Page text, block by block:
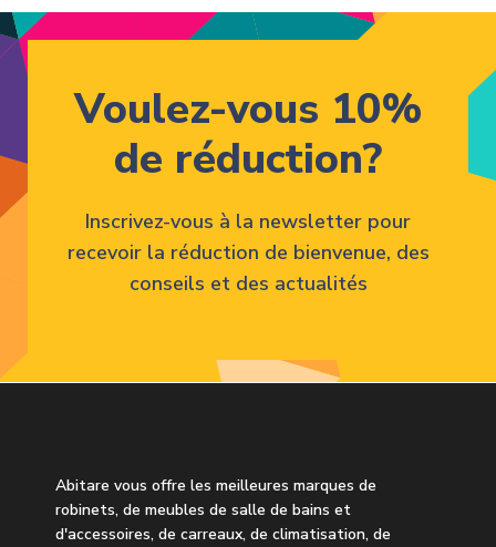
Voulez-vous 10%
de réduction?
Inscrivez-vous à la newsletter pour
recevoir la réduction de bienvenue, des
conseils et des actualités
Abitare vous offre les meilleures marques de
robinets, de meubles de salle de bains et
d'accessoires, de carreaux, de climatisation, de